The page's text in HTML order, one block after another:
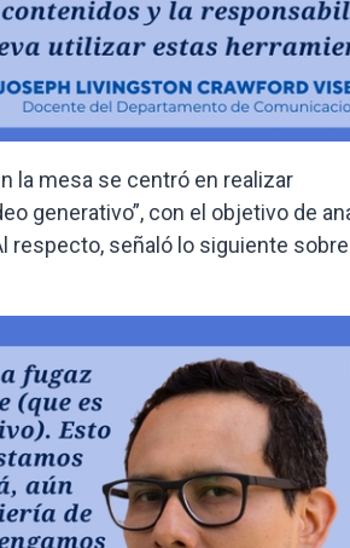
la mesa se centró en realizar
generativo”, con el objetivo de
respecto, señaló lo siguiente